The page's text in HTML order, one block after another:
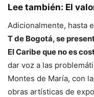
Lee también: El
Adicionalmente, hasta
T de Bogotá, se
El Caribe que no es
dar voz a las
Montes de María, con
obras artísticas de